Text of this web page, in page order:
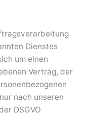
Dienstes
um einen
Vertrag, der
nach unseren
DSGVO